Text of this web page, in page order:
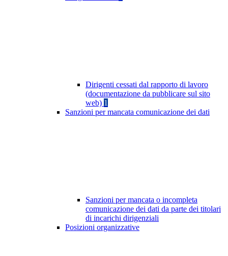
Dirigenti cessati dal rapporto di lavoro
(documentazione da pubblicare sul sito
web) 1
Sanzioni per mancata comunicazione dei dati
Sanzioni per mancata o incompleta
comunicazione dei dati da parte dei titolari
di incarichi dirigenziali
Posizioni organizzative